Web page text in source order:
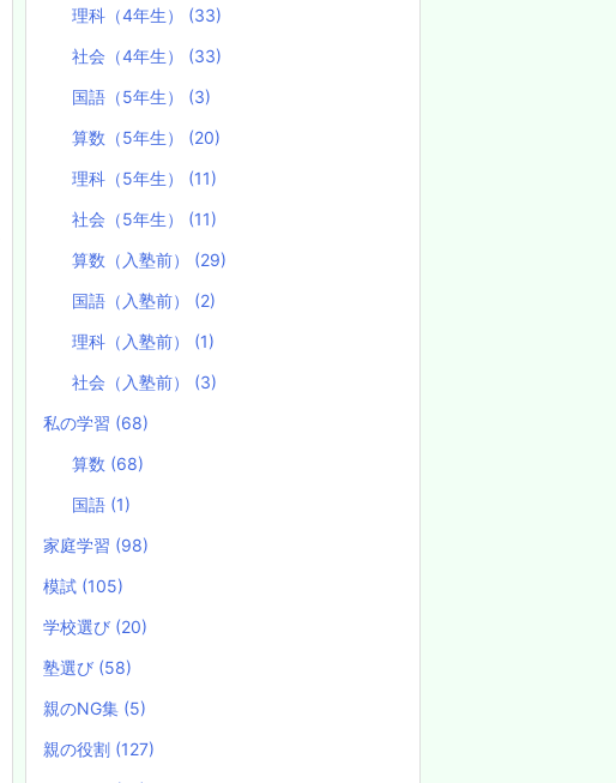
理科（4年生） (33)
社会（4年生） (33)
国語（5年生） (3)
算数（5年生） (20)
理科（5年生） (11)
社会（5年生） (11)
算数（入塾前） (29)
国語（入塾前） (2)
理科（入塾前） (1)
社会（入塾前） (3)
私の学習 (68)
算数 (68)
国語 (1)
家庭学習 (98)
模試 (105)
学校選び (20)
塾選び (58)
親のNG集 (5)
親の役割 (127)